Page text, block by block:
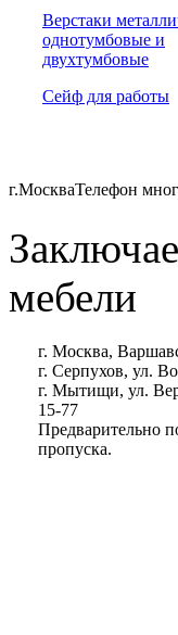
Верстаки
однотумбовые и
двухтумбовые
Сейф для работы
г.МоскваТелефон
мебели
г. Москва,
г. Серпухов, ул.
г. Мытищи, ул.
15-77
Предварительно
пропуска.